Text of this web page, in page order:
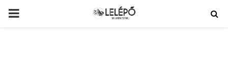
PRIMARY